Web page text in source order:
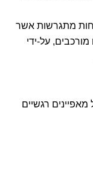
מתגרשות אשר
על-ידי
מאפיינים רגשיים